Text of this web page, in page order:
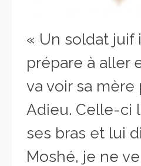
« Un soldat juif
prépare à aller
va voir sa mère
Adieu. Celle-ci
ses bras et lui
Moshé, je ne